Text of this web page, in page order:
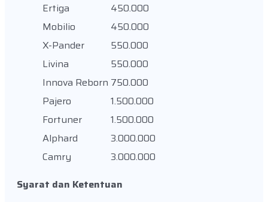
Ertiga
450.000
Mobilio
450.000
X-Pander
550.000
Livina
550.000
Innova Reborn 750.000
Pajero
1.500.000
Fortuner
1.500.000
Alphard
3.000.000
Camry
3.000.000
Syarat dan Ketentuan